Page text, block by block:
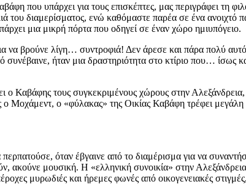
που υπάρχει για τους επισκέπτες, μας περιγράφει τη
του διαμερίσματος, ενώ καθόμαστε παρέα σε ένα
μια μικρή πόρτα που οδηγεί σε έναν χώρο ημιυπόγειο.
να βρούνε λίγη… συντροφιά! Δεν άρεσε και πάρα πολύ
συνέβαινε, ήταν μια δραστηριότητα στο κτίριο που…
Καβάφης τους συγκεκριμένους χώρους στην
ο Μοχάμεντ, ο «φύλακας» της Οικίας Καβάφη τρέφει
όταν έβγαινε από το διαμέρισμα για να
ακούνε μουσική. Η «ελληνική συνοικία» στην
μυρωδιές και ήρεμες φωνές από οικογενειακές